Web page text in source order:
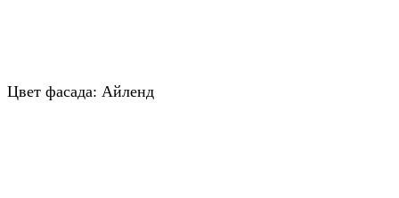
Цвет фасада: Айленд